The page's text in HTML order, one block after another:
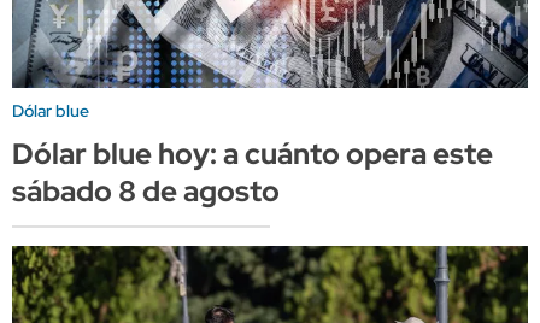
Dólar blue
Dólar blue hoy: a cuánto opera este
sábado 8 de agosto